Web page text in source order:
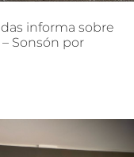
informa sobre
– Sonsón por